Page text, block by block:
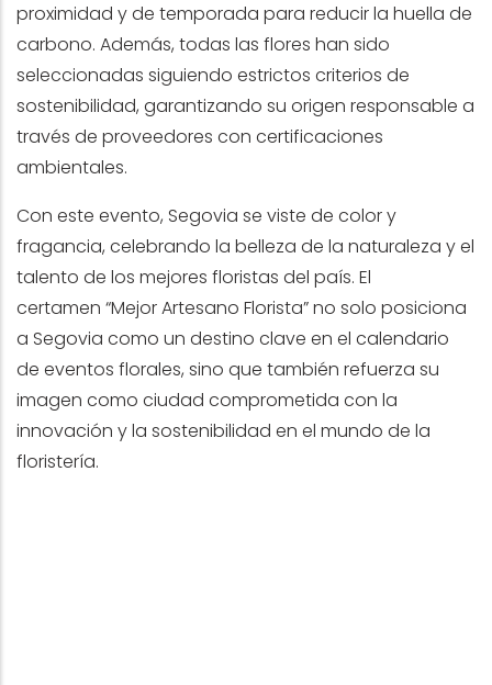
proximidad y de temporada para reducir la huella de
carbono. Además, todas las flores han sido
seleccionadas siguiendo estrictos criterios de
sostenibilidad, garantizando su origen responsable a
través de proveedores con certificaciones
ambientales.
Con este evento, Segovia se viste de color y
fragancia, celebrando la belleza de la naturaleza y el
talento de los mejores floristas del país. El
certamen “Mejor Artesano Florista” no solo posiciona
a Segovia como un destino clave en el calendario
de eventos florales, sino que también refuerza su
imagen como ciudad comprometida con la
innovación y la sostenibilidad en el mundo de la
floristería.